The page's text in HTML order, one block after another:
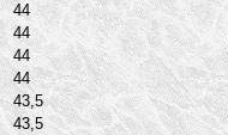
44
44
44
44
43,5
43,5